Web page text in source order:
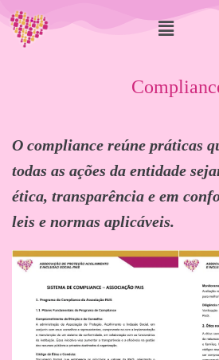
O compliance reúne práticas
todas as ações da entidade
ética, transparência e em
leis e normas aplicáveis.